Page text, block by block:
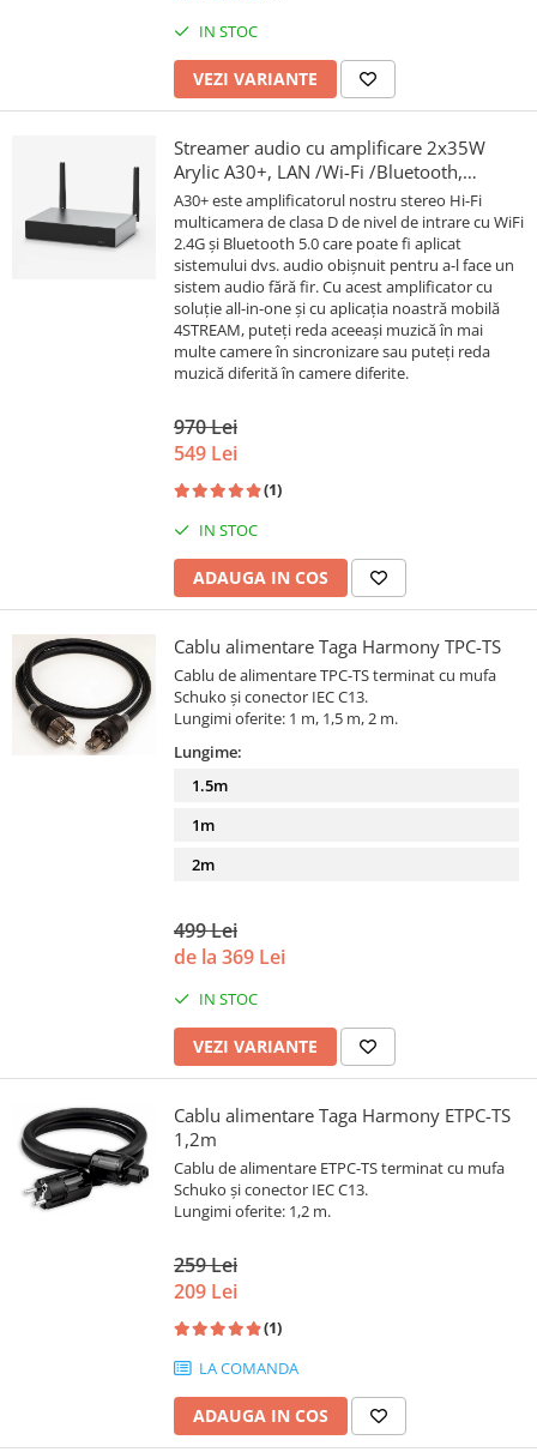
IN STOC
VEZI VARIANTE
Streamer audio cu amplificare 2x35W
Arylic A30+, LAN /Wi-Fi /Bluetooth,
24bit/192kHz, Multiroom
A30+ este amplificatorul nostru stereo Hi-Fi
multicamera de clasa D de nivel de intrare cu WiFi
2.4G și Bluetooth 5.0 care poate fi aplicat
sistemului dvs. audio obișnuit pentru a-l face un
sistem audio fără fir. Cu acest amplificator cu
soluție all-in-one și cu aplicația noastră mobilă
4STREAM, puteți reda aceeași muzică în mai
multe camere în sincronizare sau puteți reda
muzică diferită în camere diferite.
970 Lei
549 Lei
(1)
IN STOC
ADAUGA IN COS
Cablu alimentare Taga Harmony TPC-TS
Cablu de alimentare TPC-TS terminat cu mufa
Schuko și conector IEC C13.
Lungimi oferite: 1 m, 1,5 m, 2 m.
Lungime:
1.5m
1m
2m
499 Lei
de la 369 Lei
IN STOC
VEZI VARIANTE
Cablu alimentare Taga Harmony ETPC-TS
1,2m
Cablu de alimentare ETPC-TS terminat cu mufa
Schuko și conector IEC C13.
Lungimi oferite: 1,2 m.
259 Lei
209 Lei
(1)
LA COMANDA
ADAUGA IN COS